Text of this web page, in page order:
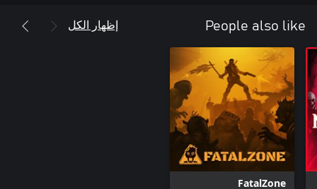
People also like إظهار الكل
FatalZone